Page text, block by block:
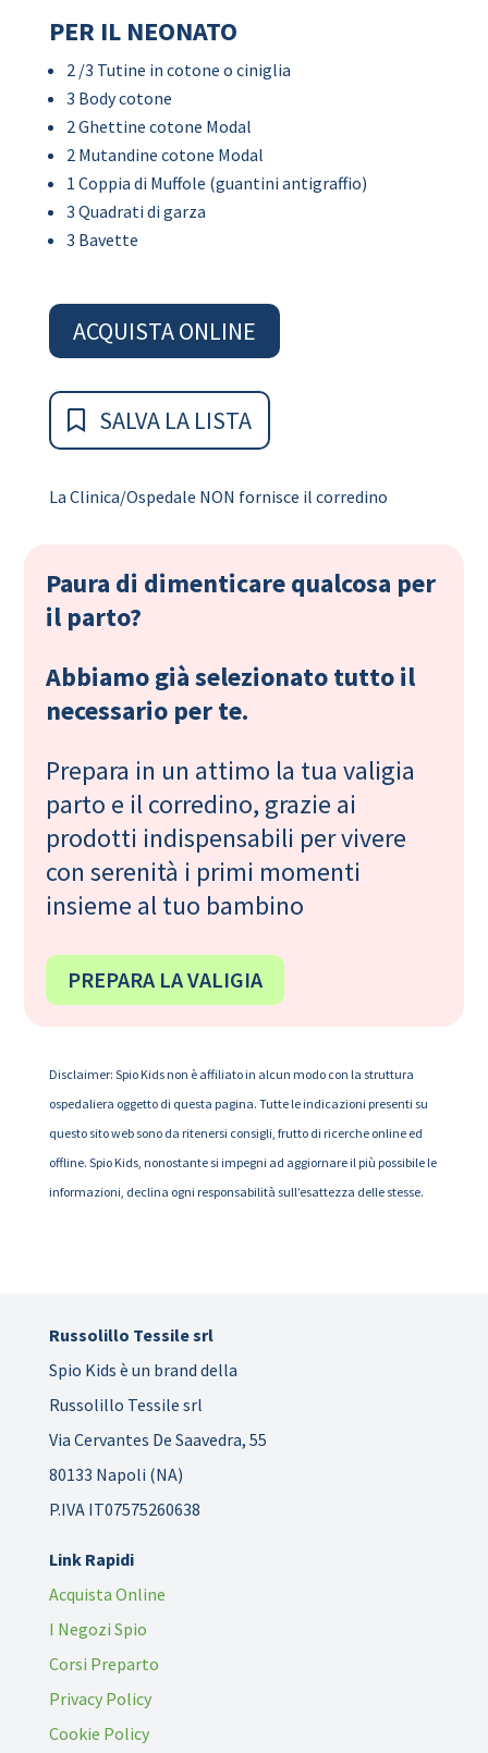
PER IL NEONATO
2 /3 Tutine in cotone o ciniglia
3 Body cotone
2 Ghettine cotone Modal
2 Mutandine cotone Modal
1 Coppia di Muffole (guantini antigraffio)
3 Quadrati di garza
3 Bavette
ACQUISTA ONLINE
SALVA LA LISTA
La Clinica/Ospedale NON fornisce il corredino
Paura di dimenticare qualcosa per
il parto?
Abbiamo già selezionato tutto il
necessario per te.
Prepara in un attimo la tua valigia
parto e il corredino, grazie ai
prodotti indispensabili per vivere
con serenità i primi momenti
insieme al tuo bambino
PREPARA LA VALIGIA
Disclaimer: Spio Kids non è affiliato in alcun modo con la struttura
ospedaliera oggetto di questa pagina. Tutte le indicazioni presenti su
questo sito web sono da ritenersi consigli, frutto di ricerche online ed
offline. Spio Kids, nonostante si impegni ad aggiornare il più possibile le
informazioni, declina ogni responsabilità sull’esattezza delle stesse.
Russolillo Tessile srl
Spio Kids è un brand della
Russolillo Tessile srl
Via Cervantes De Saavedra, 55
80133 Napoli (NA)
P.IVA IT07575260638
Link Rapidi
Acquista Online
I Negozi Spio
Corsi Preparto
Privacy Policy
Cookie Policy